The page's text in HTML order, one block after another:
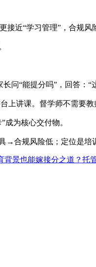
近“学习管理”，合规风
问“能提分吗”，回答
讲课。督学师不需要教
成为核心交付物。
→合规风险低；定位是
背景也能嫁接分之道？托